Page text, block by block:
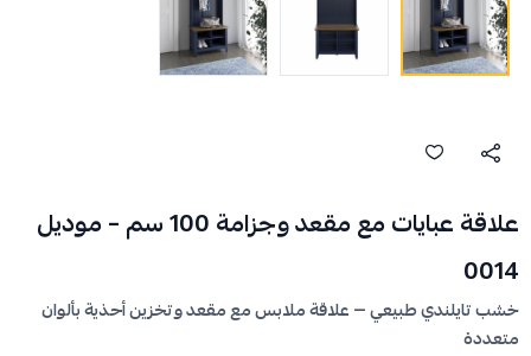
علاقة عبايات مع مقعد وجزامة 100 سم – موديل
0014
خشب تايلندي طبيعي — علاقة ملابس مع مقعد وتخزين أحذية بألوان
متعددة